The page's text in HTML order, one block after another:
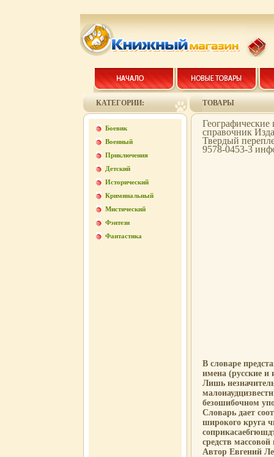
КАТЕГОРИИ:
Боевик
Военный
Приключения
Детский
Исторический
Криминальный
Мистический
Фэнтези
Фантастика
ТОВАРЫ
справочник
Твердый
9578-0453-3
В словаре
имена (русские и
Лишь
безошибочном
Словарь дает
широкого круга
средств
Автор Евгений